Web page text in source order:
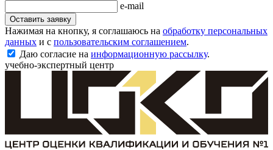
e-mail
Оставить заявку
Нажимая на кнопку, я соглашаюсь на обработку персональных
данных и с пользовательским соглашением.
Даю согласие на информационную рассылку.
учебно-экспертный центр